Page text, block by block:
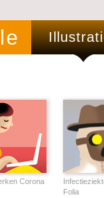
Corona
Folia